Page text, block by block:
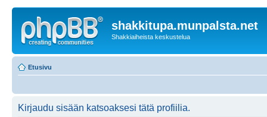
shakkitupa.munpalsta.net
Shakkiaiheista keskustelua
Etusivu
Kirjaudu sisään katsoaksesi tätä profiilia.